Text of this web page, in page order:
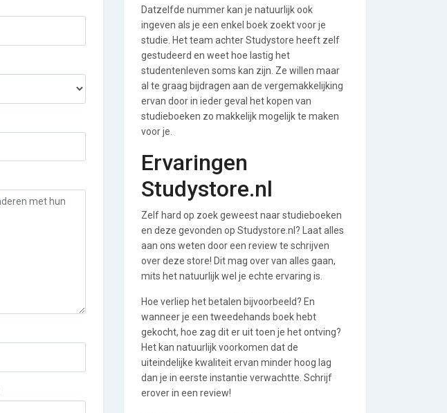
Datzelfde nummer kan je natuurlijk ook
ingeven als je een enkel boek zoekt voor je
studie. Het team achter Studystore heeft zelf
gestudeerd en weet hoe lastig het
studentenleven soms kan zijn. Ze willen maar
al te graag bijdragen aan de vergemakkelijking
ervan door in ieder geval het kopen van
studieboeken zo makkelijk mogelijk te maken
voor je.
Ervaringen
Studystore.nl
Zelf hard op zoek geweest naar studieboeken
en deze gevonden op Studystore.nl? Laat alles
aan ons weten door een review te schrijven
over deze store! Dit mag over van alles gaan,
mits het natuurlijk wel je echte ervaring is.
Hoe verliep het betalen bijvoorbeeld? En
wanneer je een tweedehands boek hebt
gekocht, hoe zag dit er uit toen je het ontving?
Het kan natuurlijk voorkomen dat de
uiteindelijke kwaliteit ervan minder hoog lag
dan je in eerste instantie verwachtte. Schrijf
erover in een review!